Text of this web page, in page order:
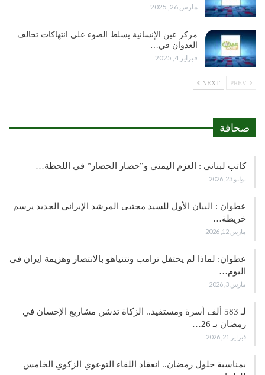
مارس 26, 2025
مركز عين الإنسانية يسلط الضوء على انتهاكات تحالف
العدوان في…
فبراير 4, 2025
NEXT
صحافة
كاتب لبناني : العزم اليمني و”حصار الحصار” في اللحظة…
يوليو 23, 2026
عطوان : البيان الأول للسيد مجتبى المرشد الإيراني الجديد يرسم
خريطة…
مارس 12, 2026
عطوان: لماذا لم يحتفل ترامب ونتنياهو بالانتصار وهزيمة ايران في
اليوم…
مارس 3, 2026
لـ 583 ألف أسرة ومستفيد.. الزكاة تدشن مشاريع الإحسان في
رمضان بـ 26…
فبراير 21, 2026
بمناسبة حلول رمضان.. انعقاد اللقاء التوعوي الزكوي الخامس